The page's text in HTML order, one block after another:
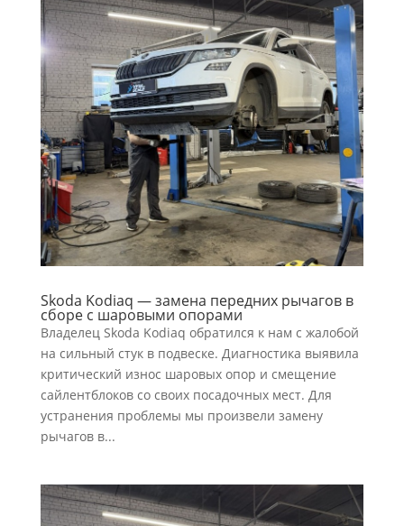
Skoda Kodiaq — замена передних рычагов в
сборе с шаровыми опорами
Владелец Skoda Kodiaq обратился к нам с жалобой
на сильный стук в подвеске. Диагностика выявила
критический износ шаровых опор и смещение
сайлентблоков со своих посадочных мест. Для
устранения проблемы мы произвели замену
рычагов в...